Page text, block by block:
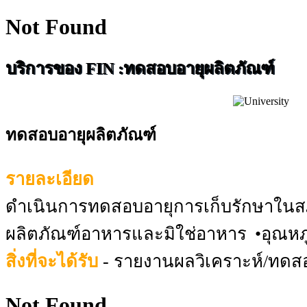
Not Found
บริการของ FIN :ทดสอบอายุผลิตภัณฑ์
ทดสอบอายุผลิตภัณฑ์
รายละเอียด
ดำเนินการทดสอบอายุการเก็บรักษาในส
ผลิตภัณฑ์อาหารและมิใช่อาหาร •อุณห
สิ่งที่จะได้รับ - รายงานผลวิเคราะห์/ทด